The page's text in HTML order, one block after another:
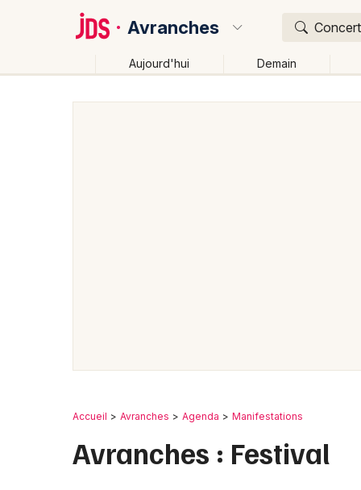
Avranches
Aujourd'hui Demain
Accueil Avranches Agenda Manifestations
Avranches : Festival